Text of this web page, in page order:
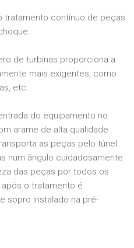
tratamento contínuo de peças
de turbinas proporciona a
mais exigentes, como
etc.
do equipamento no
arame de alta qualidade
as peças pelo túnel.
num ângulo cuidadosamente
das peças por todos os
após o tratamento é
sopro instalado na pré-